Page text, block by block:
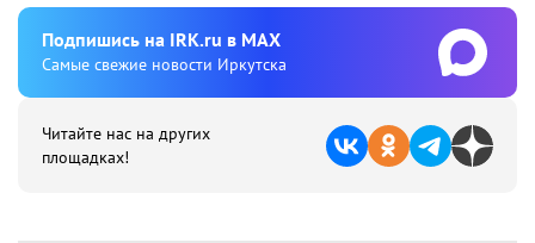
Подпишиcь на IRK.ru в MAX
Cамые свежие новости Иркутска
Читайте нас на других
площадках!